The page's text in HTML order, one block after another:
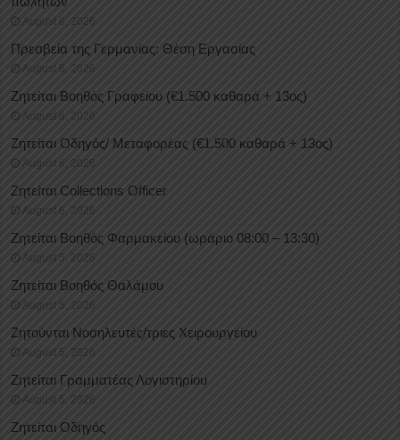
August 6, 2026
Πρεσβεία της Γερμανίας: Θέση Εργασίας
August 6, 2026
Ζητείται Βοηθός Γραφείου (€1.500 καθαρά + 13ος)
August 6, 2026
Ζητείται Οδηγός/ Μεταφορέας (€1.500 καθαρά + 13ος)
August 6, 2026
Ζητείται Collections Officer
August 6, 2026
Ζητείται Βοηθός Φαρμακείου (ωράριο 08:00 – 13:30)
August 5, 2026
Ζητείται Βοηθός Θαλάμου
August 5, 2026
Ζητούνται Νοσηλευτές/τριες Χειρουργείου
August 5, 2026
Ζητείται Γραμματέας Λογιστηρίου
August 5, 2026
Ζητείται Οδηγός